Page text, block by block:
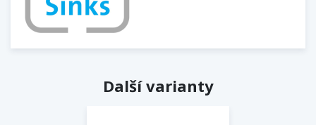
Další varianty